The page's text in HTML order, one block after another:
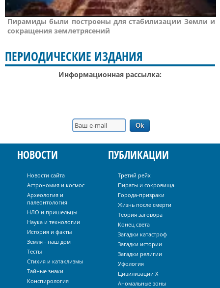
Пирамиды были построены для стабилизации Земли и
сокращения землетрясений
ПЕРИОДИЧЕСКИЕ ИЗДАНИЯ
Информационная рассылка:
НОВОСТИ
Новости сайта
Астрономия и космос
Археология и
палеонтология
НЛО и пришельцы
Наука и технологии
История и факты
Земля - наш дом
Тесты
Стихия и катаклизмы
Тайные знаки
Конспирология
ПУБЛИКАЦИИ
Третий рейх
Пираты и сокровища
Города-призраки
Жизнь после смерти
Теория заговора
Конец света
Загадки катастроф
Загадки истории
Загадки религии
Уфология
Цивилизации Х
Аномальные зоны